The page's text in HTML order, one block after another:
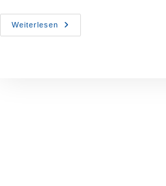
Weiterlesen
Virtuelle
Erschließung